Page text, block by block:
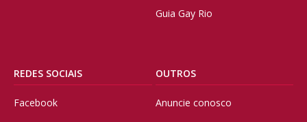
Guia Gay Rio
REDES SOCIAIS
Facebook
OUTROS
Anuncie conosco